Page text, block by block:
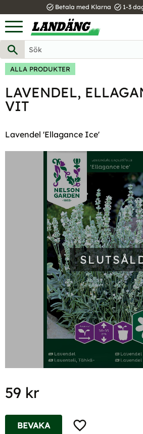
Meny
task_alt Betala med Klarna task_alt 1-3
ALLA PRODUKTER
LAVENDEL,
VIT
Lavendel 'Ellagance Ice'
59 kr
Lägg till i favoriter
BEVAKA